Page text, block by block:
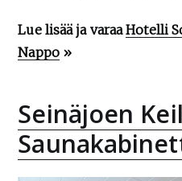
Lue lisää ja varaaHotelli
Nappo»
Seinäjoen